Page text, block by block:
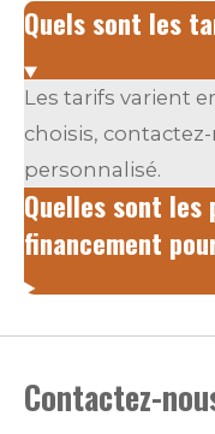
Quels sont les
Les tarifs varient
choisis,
personnalisé.
Quelles sont
financement
Contactez-